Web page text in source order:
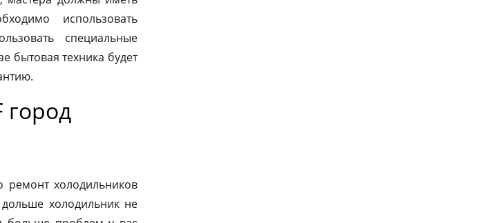
использовать
специальные
бытовая техника будет
город
ремонт холодильников
холодильник не